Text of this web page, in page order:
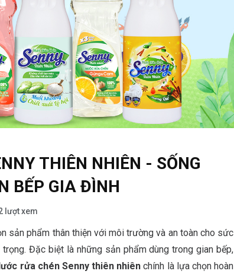
THIÊN NHIÊN - SỐNG
BẾP GIA ĐÌNH
lượt xem
sản phẩm thân thiện với môi trường và an toàn cho sức
Đặc biệt là những sản phẩm dùng trong gian bếp,
rửa chén Senny thiên nhiên chính là lựa chọn hoàn